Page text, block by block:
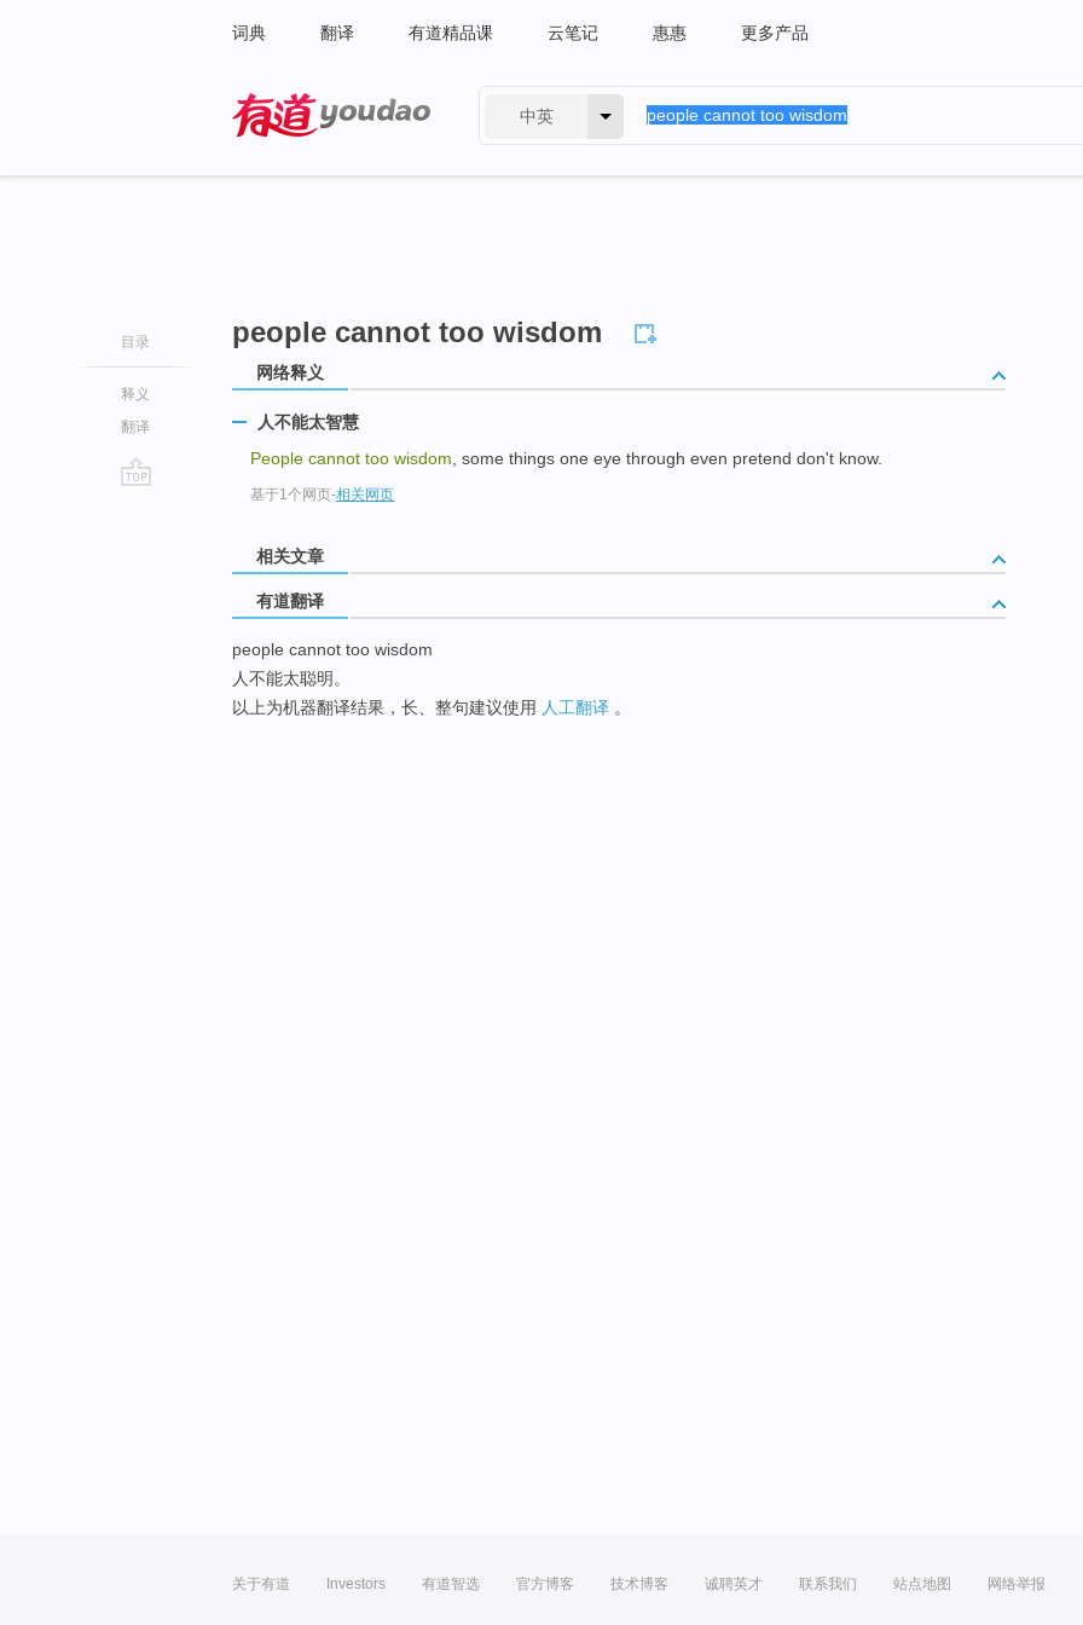
词典 翻译 有道精品课 云笔记 惠惠 更多产品
中英
目录
释义
翻译
people cannot too wisdom
网络释义
人不能太智慧
People cannot too wisdom , some things one eye through even pretend don't know.
基于1个网页-相关网页
相关文章
有道翻译
people cannot too wisdom
人不能太聪明。
以上为机器翻译结果，长、整句建议使用 人工翻译 。
关于有道 Investors 有道智选 官方博客 技术博客 诚聘英才 联系我们 站点地图 网络举报